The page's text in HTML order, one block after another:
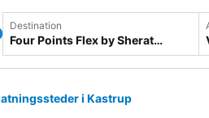
Destination
i Kastrup